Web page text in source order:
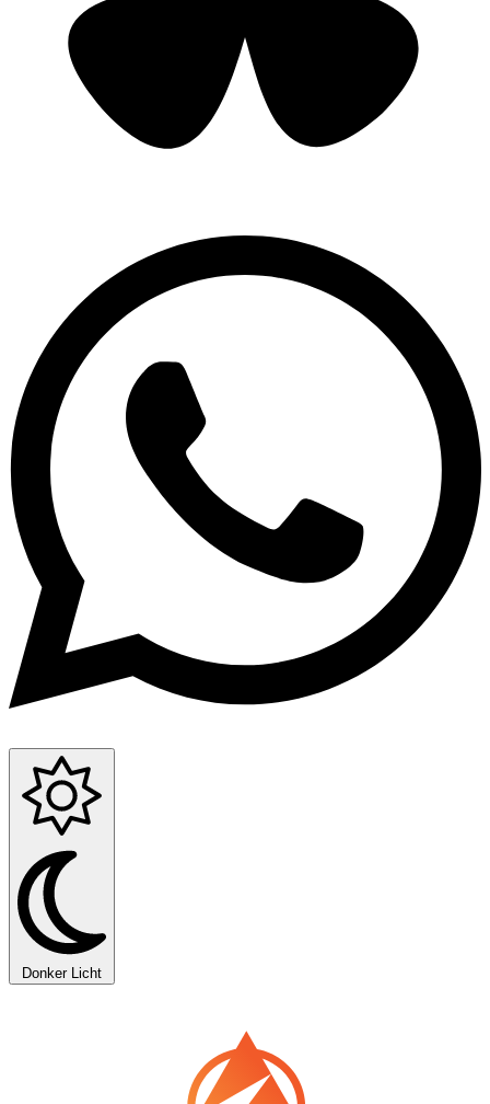
Donker Licht